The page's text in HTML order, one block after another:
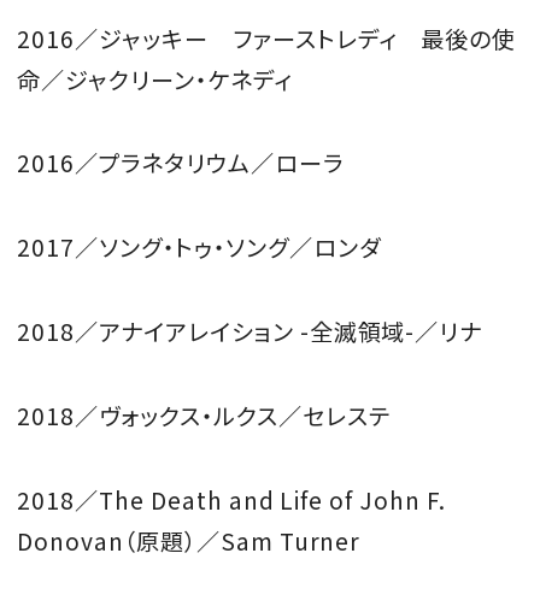
2016／ジャッキー ファーストレディ 最後の使
命／ジャクリーン・ケネディ
2016／プラネタリウム／ローラ
2017／ソング・トゥ・ソング／ロンダ
2018／アナイアレイション -全滅領域-／リナ
2018／ヴォックス・ルクス／セレステ
2018／The Death and Life of John F.
Donovan（原題）／Sam Turner